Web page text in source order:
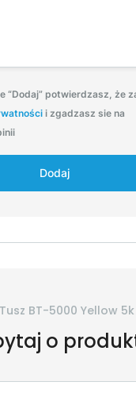
“Dodaj” potwierdzasz, że
i zgadzasz sie na
Dodaj
BT-5000 Yellow 5k
o